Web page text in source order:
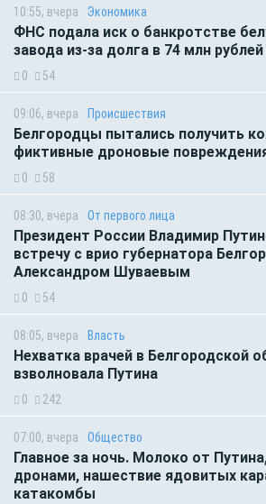
10:55, вчера Экономика
ФНС подала иск о банкротстве
завода из-за долга в 74 млн рублей
0 54
09:06, вчера Происшествия
Белгородцы пытались получить
фиктивные дроновые
0 58
08:30, вчера От первого лица
Президент России Владимир
встречу с врио губернатора
Александром Шуваевым
0 54
08:05, вчера Власть
Нехватка врачей в Белгородской
взволновала Путина
0 242
07:00, вчера Общество
Главное за ночь. Молоко от
дронами, нашествие ядовитых
катакомбы